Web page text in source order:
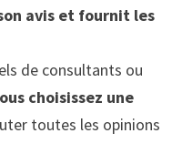
avis et fournit les
de consultants ou
choisissez une
toutes les opinions